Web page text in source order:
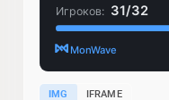
IMG IFRAME